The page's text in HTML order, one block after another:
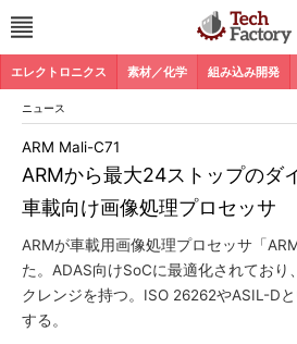
エレクトロニクス 素材／化学 組み込み開発
ニュース
ARMから最大24ストップのダ
車載向け画像処理プロセッサ
ARM Mali-C71
ARMが車載用画像処理プロセッサ「
た。ADAS向けSoCに最適化されており
クレンジを持つ。ISO 26262やASIL-D
する。